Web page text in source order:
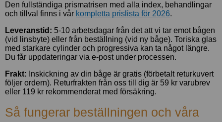
Den fullständiga prismatrisen med alla index, behandlingar
och tillval finns i vår kompletta prislista för 2026.
Leveranstid: 5-10 arbetsdagar från det att vi tar emot bågen
(vid linsbyte) eller från beställning (vid ny båge). Toriska glas
med starkare cylinder och progressiva kan ta något längre.
Du får uppdateringar via e-post under processen.
Frakt: Inskickning av din båge är gratis (förbetalt returkuvert
följer ordern). Returfrakten från oss till dig är 59 kr varubrev
eller 119 kr rekommenderat med försäkring.
Så fungerar beställningen och våra